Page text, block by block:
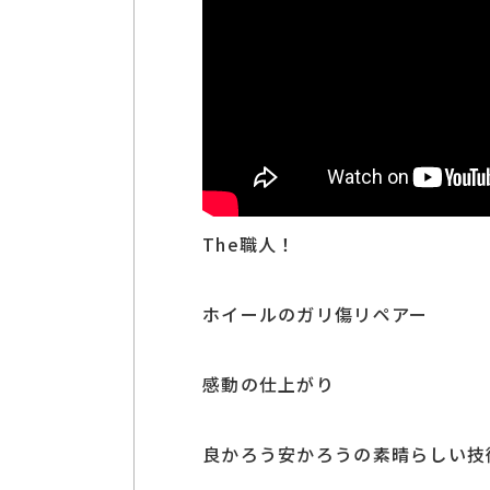
The職人！
ホイールのガリ傷リペアー
感動の仕上がり
良かろう安かろうの素晴らしい